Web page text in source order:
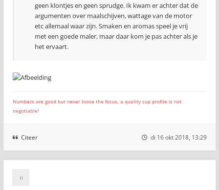
geen klontjes en geen sprudge. Ik kwam er achter dat de
argumenten over maalschijven, wattage van de motor
etc allemaal waar zijn. Smaken en aromas speel je vrij
met een goede maler, maar daar kom je pas achter als je
het ervaart.
Numbers are good but never loose the focus, a quality cup profile is not
negotiable!
Citeer di 16 okt 2018, 13:29